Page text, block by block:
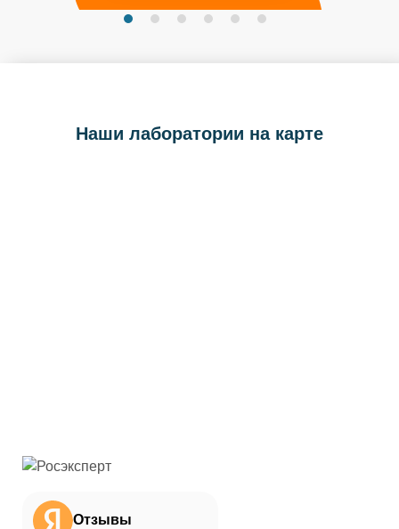
Наши лаборатории на карте
Отзывы